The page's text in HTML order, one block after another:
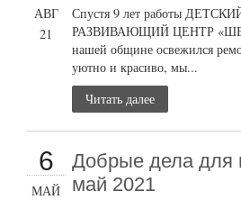
АВГ
21
Спустя 9 лет работы
РАЗВИВАЮЩИЙ ЦЕНТР
нашей общине освежился
уютно и красиво, мы...
Читать далее
6
МАЙ
Добрые дела для
май 2021